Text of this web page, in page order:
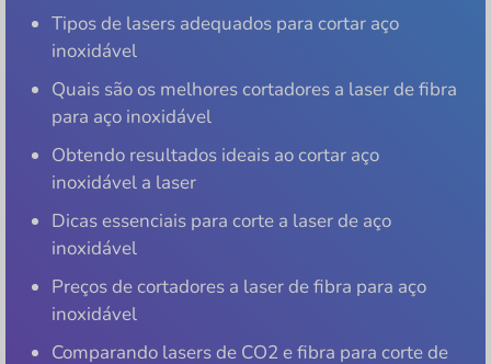
Tipos de lasers adequados para cortar aço
inoxidável
Quais são os melhores cortadores a laser de fibra
para aço inoxidável
Obtendo resultados ideais ao cortar aço
inoxidável a laser
Dicas essenciais para corte a laser de aço
inoxidável
Preços de cortadores a laser de fibra para aço
inoxidável
Comparando lasers de CO2 e fibra para corte de